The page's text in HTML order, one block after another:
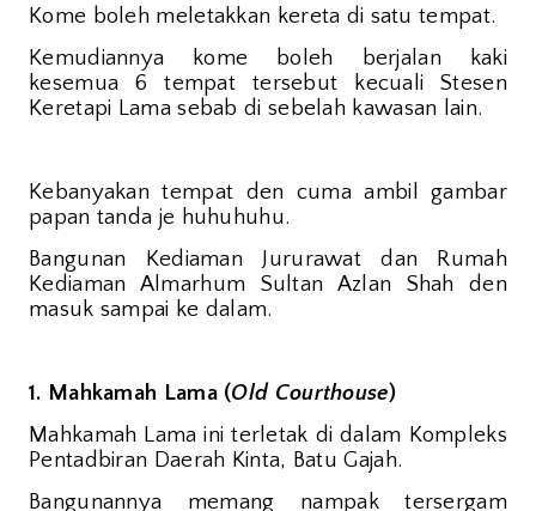
Kome boleh meletakkan kereta di satu tempat.
Kemudiannya kome boleh berjalan kaki
kesemua 6 tempat tersebut kecuali Stesen
Keretapi Lama sebab di sebelah kawasan lain.
Kebanyakan tempat den cuma ambil gambar
papan tanda je huhuhuhu.
Bangunan Kediaman Jururawat dan Rumah
Kediaman Almarhum Sultan Azlan Shah den
masuk sampai ke dalam.
1. Mahkamah Lama (Old Courthouse)
Mahkamah Lama ini terletak di dalam Kompleks
Pentadbiran Daerah Kinta, Batu Gajah.
Bangunannya memang nampak tersergam